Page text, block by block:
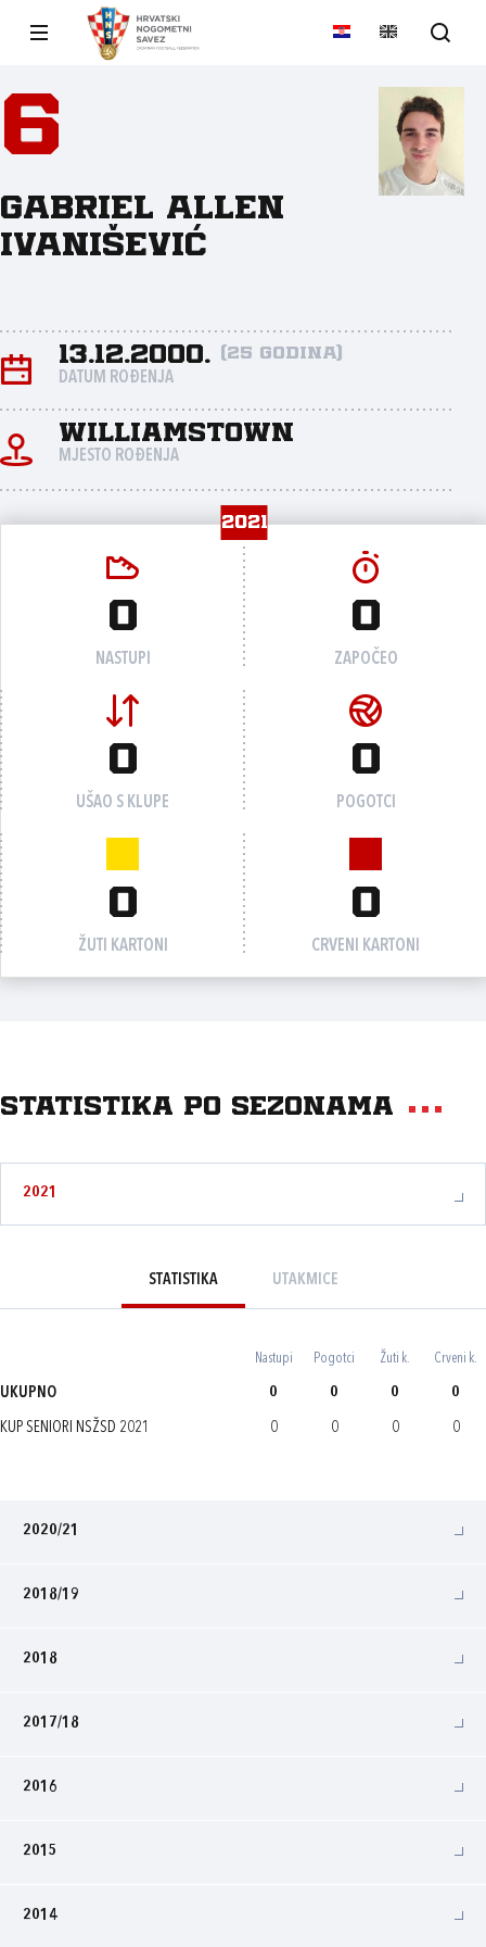
6
Gabriel Allen
Ivanišević
13.12.2000. (25 godina)
DATUM ROĐENJA
Williamstown
MJESTO ROĐENJA
2021
0
NASTUPI
0
ZAPOČEO
0
UŠAO S KLUPE
0
POGOTCI
0
ŽUTI KARTONI
0
CRVENI KARTONI
Statistika po sezonama
2021
STATISTIKA UTAKMICE
Nastupi Pogotci Žuti k. Crveni k.
UKUPNO 0 0 0 0
KUP SENIORI NSŽSD 2021 0 0 0 0
2020/21
2018/19
2018
2017/18
2016
2015
2014